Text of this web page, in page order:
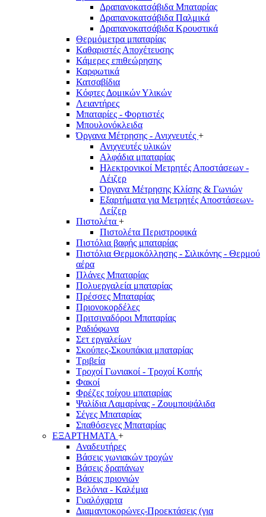
Δραπανοκατσάβιδα Μπαταρίας
Δραπανοκατσάβιδα Παλμικά
Δραπανοκατσάβιδα Κρουστικά
Θερμόμετρα μπαταρίας
Καθαριστές Αποχέτευσης
Κάμερες επιθεώρησης
Καρφωτικά
Κατσαβίδια
Κόφτες Δομικών Υλικών
Λειαντήρες
Μπαταρίες - Φορτιστές
Μπουλονόκλειδα
Όργανα Μέτρησης - Ανιχνευτές +
Ανιχνευτές υλικών
Αλφάδια μπαταρίας
Ηλεκτρονικοί Μετρητές Αποστάσεων -
Λέιζερ
Όργανα Μέτρησης Κλίσης & Γωνιών
Εξαρτήματα για Μετρητές Αποστάσεων-
Λείζερ
Πιστολέτα +
Πιστολέτα Περιστροφικά
Πιστόλια βαφής μπαταρίας
Πιστόλια Θερμοκόλλησης - Σιλικόνης - Θερμού
αέρα
Πλάνες Μπαταρίας
Πολυεργαλεία μπαταρίας
Πρέσσες Μπαταρίας
Πριονοκορδέλες
Πριτσιναδόροι Μπαταρίας
Ραδιόφωνα
Σετ εργαλείων
Σκούπες-Σκουπάκια μπαταρίας
Τριβεία
Τροχοί Γωνιακοί - Τροχοί Κοπής
Φακοί
Φρέζες τοίχου μπαταρίας
Ψαλίδια Λαμαρίνας - Ζουμποψάλιδα
Σέγες Μπαταρίας
Σπαθόσεγες Μπαταρίας
ΕΞΑΡΤΗΜΑΤΑ +
Αναδευτήρες
Βάσεις γωνιακών τροχών
Βάσεις δραπάνων
Βάσεις πριονιών
Βελόνια - Καλέμια
Γυαλόχαρτα
Διαμαντοκορώνες-Προεκτάσεις (για